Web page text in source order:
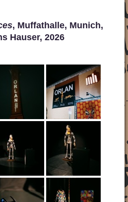
, Muffathalle, Munich,
Hauser, 2026